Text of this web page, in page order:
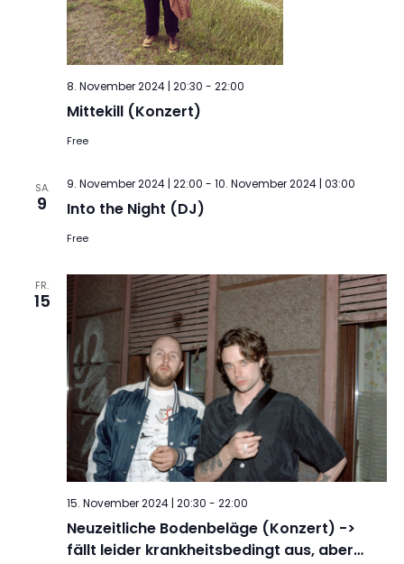
8. November 2024 | 20:30 - 22:00
Mittekill (Konzert)
Free
SA.
9
9. November 2024 | 22:00 - 10. November 2024 | 03:00
Into the Night (DJ)
Free
FR.
15
15. November 2024 | 20:30 - 22:00
Neuzeitliche Bodenbeläge (Konzert) ->
fällt leider krankheitsbedingt aus, aber…